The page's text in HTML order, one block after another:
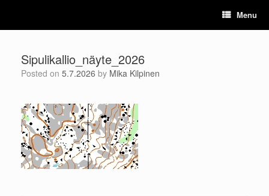
content
Menu
Sipulikallio_näyte_2026
Posted on 5.7.2026 by Mika Kilpinen